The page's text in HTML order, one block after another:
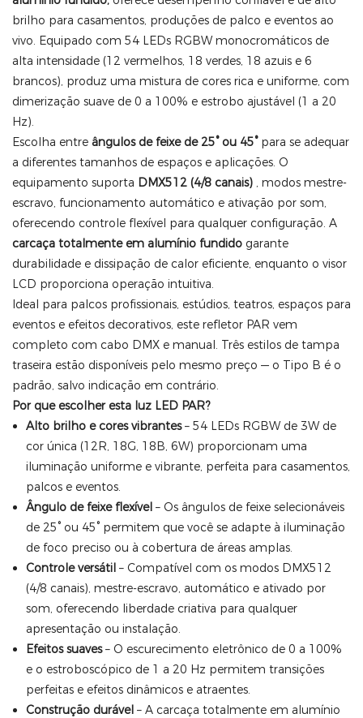
brilho para casamentos, produções de palco e eventos ao
vivo. Equipado com 54 LEDs RGBW monocromáticos de
alta intensidade (12 vermelhos, 18 verdes, 18 azuis e 6
brancos), produz uma mistura de cores rica e uniforme, com
dimerização suave de 0 a 100% e estrobo ajustável (1 a 20
Hz).
Escolha entre ângulos de feixe de 25° ou 45°para se adequar
a diferentes tamanhos de espaços e aplicações. O
equipamento suporta DMX512 (4/8 canais) , modos mestre-
escravo, funcionamento automático e ativação por som,
oferecendo controle flexível para qualquer configuração. A
carcaça totalmente em alumínio fundido garante
durabilidade e dissipação de calor eficiente, enquanto o visor
LCD proporciona operação intuitiva.
Ideal para palcos profissionais, estúdios, teatros, espaços para
eventos e efeitos decorativos, este refletor PAR vem
completo com cabo DMX e manual. Três estilos de tampa
traseira estão disponíveis pelo mesmo preço — o Tipo B é o
padrão, salvo indicação em contrário.
Por que escolher esta luz LED PAR?
Alto brilho e cores vibrantes– 54 LEDs RGBW de 3W de
cor única (12R, 18G, 18B, 6W) proporcionam uma
iluminação uniforme e vibrante, perfeita para casamentos,
palcos e eventos.
Ângulo de feixe flexível– Os ângulos de feixe selecionáveis ​​
de 25° ou 45° permitem que você se adapte à iluminação
de foco preciso ou à cobertura de áreas amplas.
Controle versátil– Compatível com os modos DMX512
(4/8 canais), mestre-escravo, automático e ativado por
som, oferecendo liberdade criativa para qualquer
apresentação ou instalação.
Efeitos suaves– O escurecimento eletrônico de 0 a 100%
e o estroboscópico de 1 a 20 Hz permitem transições
perfeitas e efeitos dinâmicos e atraentes.
Construção durável– A carcaça totalmente em alumínio